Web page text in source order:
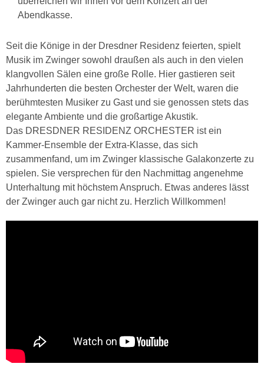
Abendkasse.
Seit die Könige in der Dresdner Residenz feierten, spielt
Musik im Zwinger sowohl draußen als auch in den vielen
klangvollen Sälen eine große Rolle. Hier gastieren seit
Jahrhunderten die besten Orchester der Welt, waren die
berühmtesten Musiker zu Gast und sie genossen stets das
elegante Ambiente und die großartige Akustik.
Das DRESDNER RESIDENZ ORCHESTER ist ein
Kammer-Ensemble der Extra-Klasse, das sich
zusammenfand, um im Zwinger klassische Galakonzerte zu
spielen. Sie versprechen für den Nachmittag angenehme
Unterhaltung mit höchstem Anspruch. Etwas anderes lässt
der Zwinger auch gar nicht zu. Herzlich Willkommen!